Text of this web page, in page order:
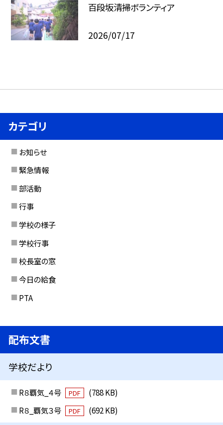
百段坂清掃ボランティア
2026/07/17
カテゴリ
お知らせ
緊急情報
部活動
行事
学校の様子
学校行事
校長室の窓
今日の給食
PTA
配布文書
学校だより
R８覇気_４号 PDF
(788 KB)
R８_覇気３号
PDF (692 KB)